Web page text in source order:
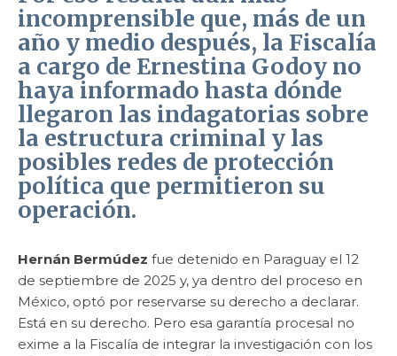
incomprensible que, más de un
año y medio después, la Fiscalía
a cargo de Ernestina Godoy no
haya informado hasta dónde
llegaron las indagatorias sobre
la estructura criminal y las
posibles redes de protección
política que permitieron su
operación.
Hernán Bermúdez fue detenido en Paraguay el 12
de septiembre de 2025 y, ya dentro del proceso en
México, optó por reservarse su derecho a declarar.
Está en su derecho. Pero esa garantía procesal no
exime a la Fiscalía de integrar la investigación con los